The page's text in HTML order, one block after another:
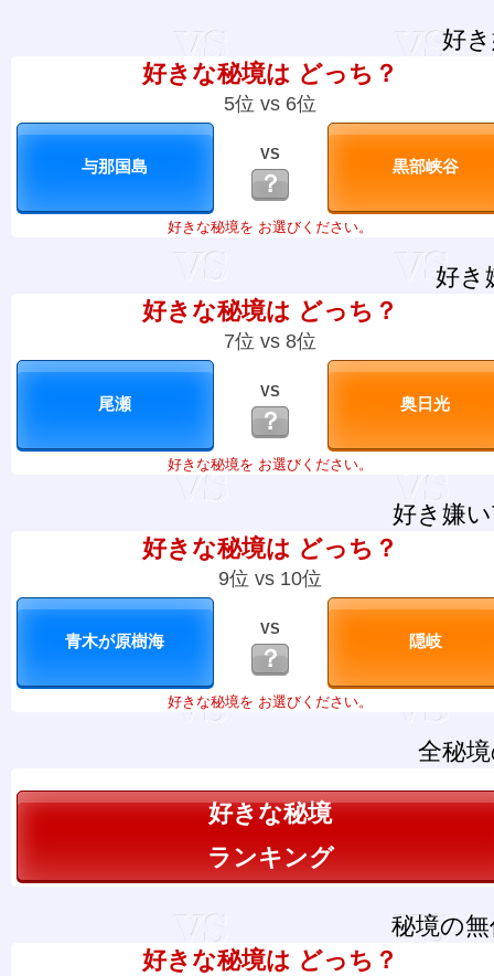
好
好きな秘境は どっち？
5位 vs 6位
VS
？
好きな秘境を お選びください。
好き
好きな秘境は どっち？
7位 vs 8位
VS
？
好きな秘境を お選びください。
好き嫌
好きな秘境は どっち？
9位 vs 10位
VS
？
好きな秘境を お選びください。
全秘
好きな秘境
ランキング
秘境の
好きな秘境は どっち？